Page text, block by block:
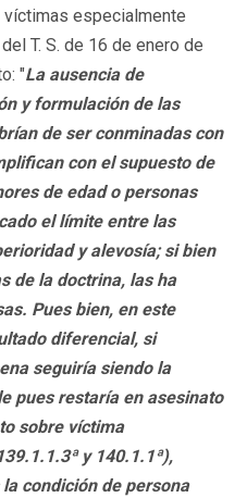
especialmente
T. S. de 16 de enero de
"La ausencia de
y formulación de las
de ser conminadas con
con el supuesto de
de edad o personas
el límite entre las
y alevosía; si bien
de la doctrina, las ha
Pues bien, en este
diferencial, si
seguiría siendo la
pues restaría en asesinato
sobre víctima
y 140.1.1ª),
condición de persona